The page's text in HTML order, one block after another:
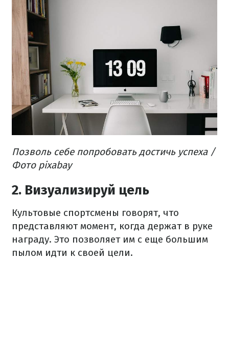
Позволь себе попробовать достичь успеха /
Фото pixabay
2. Визуализируй цель
Культовые спортсмены говорят, что
представляют момент, когда держат в руке
награду. Это позволяет им с еще большим
пылом идти к своей цели.